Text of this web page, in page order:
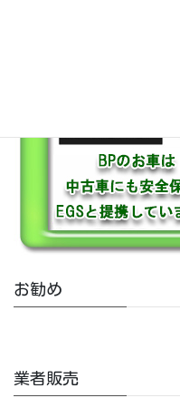
お勧め
業者販売